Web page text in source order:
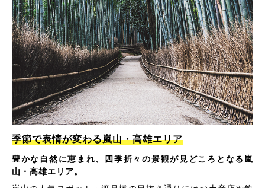
季節で表情が変わる嵐山・高雄エリア
豊かな自然に恵まれ、四季折々の景観が見どころとなる嵐
山・高雄エリア。